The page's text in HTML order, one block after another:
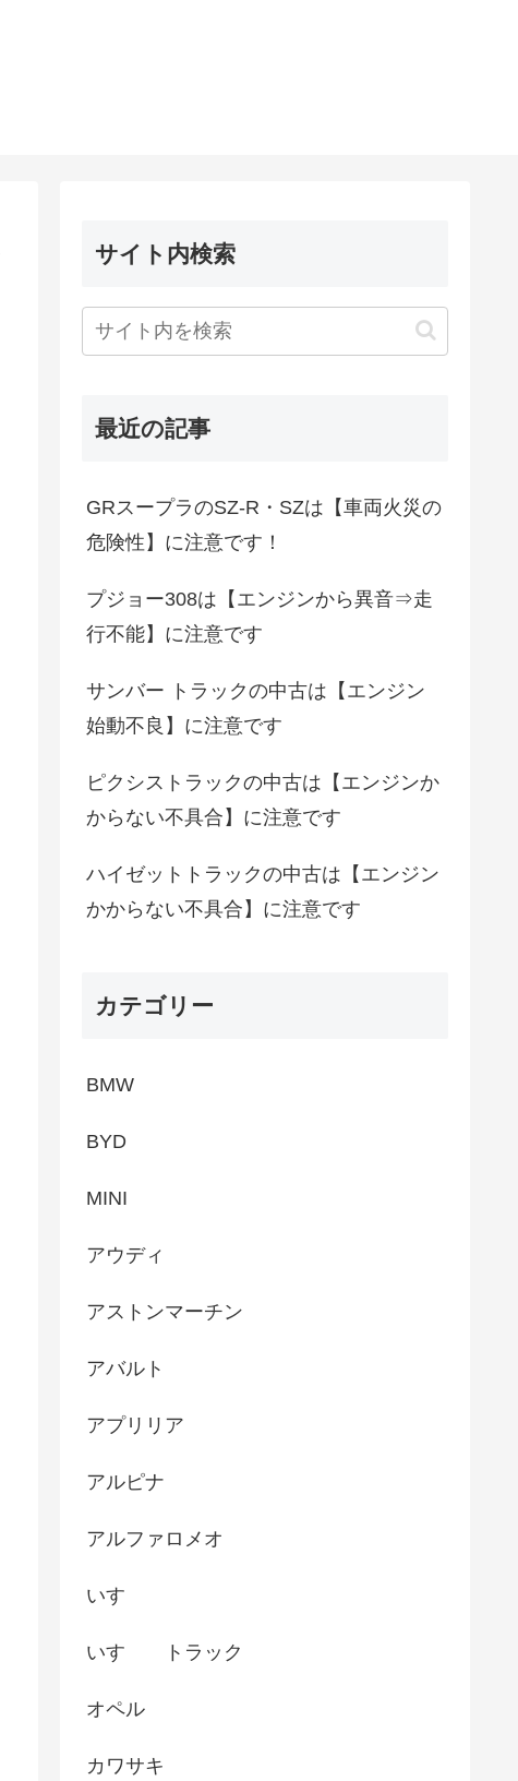
サイト内検索
最近の記事
GRスープラのSZ-R・SZは【車両火災の
危険性】に注意です！
プジョー308は【エンジンから異音⇒走
行不能】に注意です
サンバー トラックの中古は【エンジン
始動不良】に注意です
ピクシストラックの中古は【エンジンか
からない不具合】に注意です
ハイゼットトラックの中古は【エンジン
かからない不具合】に注意です
カテゴリー
BMW
BYD
MINI
アウディ
アストンマーチン
アバルト
アプリリア
アルピナ
アルファロメオ
いすゞ
いすゞ トラック
オペル
カワサキ